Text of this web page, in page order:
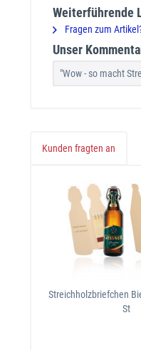
Weiterführende
Fragen zum
Unser
"Wow - so macht
Kunden fragten an
Streichholzbriefchen
St